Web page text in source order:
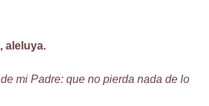
aleluya.
mi Padre: que no pierda nada de lo